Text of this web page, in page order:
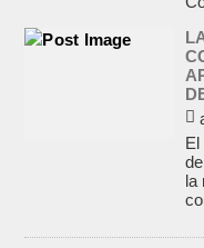
la